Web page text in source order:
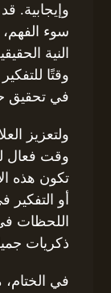
وإيجابية.
سوء
النية
وقتًا
في تحقيق
ولتعزيز
وقت فعال
تكون هذه
أو
اللحظات في
ذكريات
في الختام،